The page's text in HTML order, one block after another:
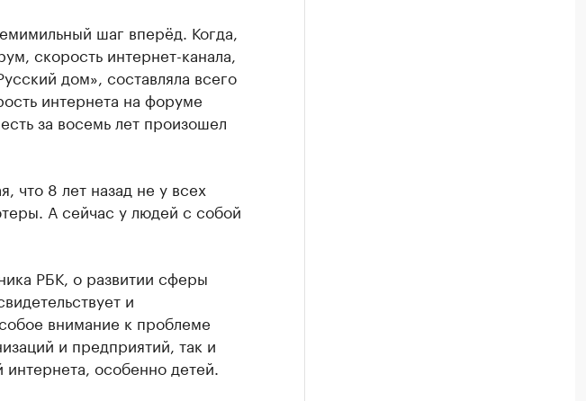
шаг вперёд. Когда,
скорость интернет-канала,
дом», составляла всего
интернета на форуме
за восемь лет произошел
что 8 лет назад не у всех
А сейчас у людей с собой
РБК, о развитии сферы
и
внимание к проблеме
и предприятий, так и
интернета, особенно детей.